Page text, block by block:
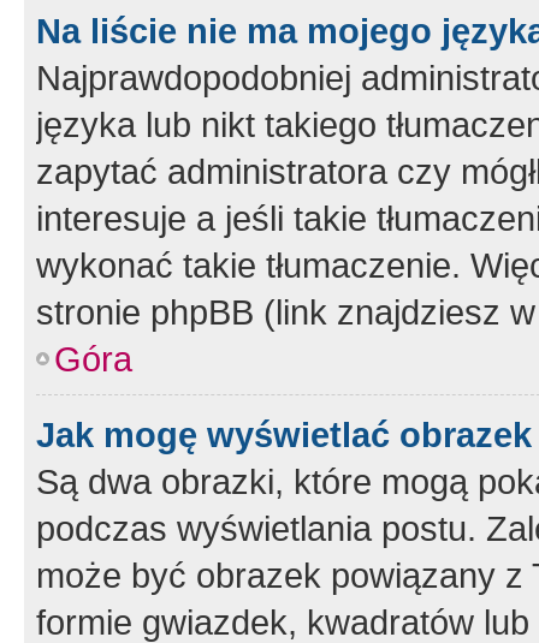
Na liście nie ma mojego
Najprawdopodobniej
języka lub nikt takiego
zapytać administratora czy
interesuje a jeśli takie
wykonać takie tłumaczenie.
stronie phpBB (link znajdziesz
Góra
Jak mogę wyświetlać
Są dwa obrazki, które mogą
podczas wyświetlania postu.
może być obrazek powiązany z
formie gwiazdek, kwadratów